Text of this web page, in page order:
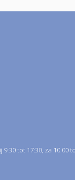
tot 17:30, za 10:00